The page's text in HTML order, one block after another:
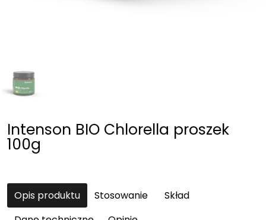
Intenson BIO Chlorella proszek
100g
Opis produktu Stosowanie
Skład